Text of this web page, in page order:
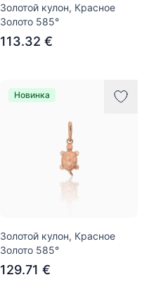
Золотой кулон, Красное
Золото 585°
113.32 €
Новинка
Золотой кулон, Красное
Золото 585°
129.71 €